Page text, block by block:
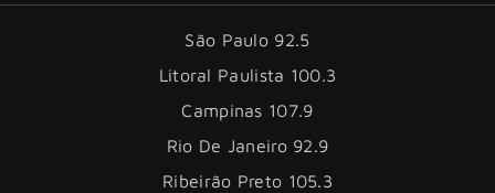
São Paulo 92.5
Litoral Paulista 100.3
Campinas 107.9
Rio De Janeiro 92.9
Ribeirão Preto 105.3